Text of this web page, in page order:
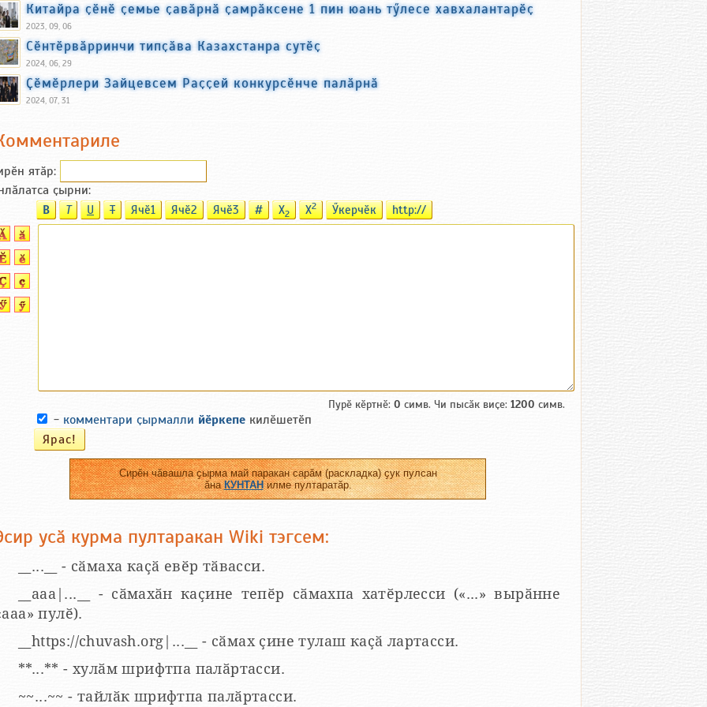
Китайра ҫӗнӗ ҫемье ҫавӑрнӑ ҫамрӑксене 1 пин юань тӳлесе хавхалантарӗҫ
2023, 09, 06
Сӗнтӗрвӑрринчи типҫӑва Казахстанра сутӗҫ
2024, 06, 29
Ҫӗмӗрлери Зайцевсем Раҫҫей конкурсӗнче палӑрнӑ
2024, 07, 31
ятӑp:
ҫырни:
B T U T Ячӗ1 Ячӗ2 Ячӗ3 # X2 X2 Ӳкерчӗк http://
Пурӗ кӗртнӗ: 0 симв. Чи пысӑк виҫе: 1200 симв.
- комментари ҫырмалли йӗркепе килӗшетӗп
Сирӗн чӑвашла ҫырма май паракан сарӑм (раскладка) ҫук пулсан
ӑнаКУНТАНилме пултаратӑр.
усӑ курма пултаракан Wiki тэгсем:
__...__ - сӑмаха каҫӑ евӗр тӑвасси.
__aaa|...__ - сӑмахӑн каҫине тепӗр сӑмахпа хатӗрлесси («...» вырӑнне
пулӗ).
__https://chuvash.org|...__ - сӑмах ҫине тулаш каҫӑ лартасси.
**...** - хулӑм шрифтпа палӑртасси.
~~...~~ - тайлӑк шрифтпа палӑртасси.